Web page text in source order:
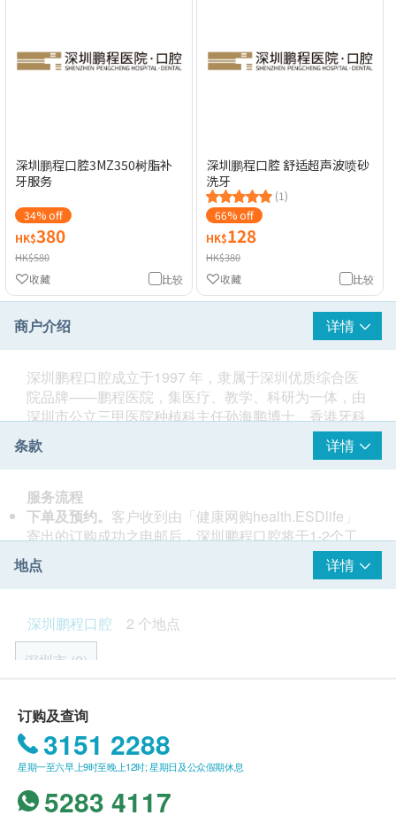
深圳鹏程口腔3MZ350树脂补
牙服务
34% off
HK$380
HK$580
比较
收藏
深圳鹏程口腔 舒适超声波喷砂
洗牙
(1)
66% off
HK$128
HK$380
比较
收藏
商户介绍 详情
深圳鹏程口腔成立于1997 年，隶属于深圳优质综合医
院品牌——鹏程医院，集医疗、教学、科研为一体，由
深圳市公立三甲医院种植科主任孙海鹏博士、香港牙科
医学院&澳洲皇家牙科学院双院士吴建伟、美国USC 南
加州大学种植硕士张燕霞医生领衔，系深圳市医保定点
单位、中华口腔医学会会员单位，设有“口腔种植、口
腔正畸、美齿中心、综合治疗、童趣口腔”五大科室。
根植深圳28年，鹏程口腔倾注于专家团队的打造，目前
鹏程医院"医护技"达百余人，他们拥有严谨扎实的口腔
理论和丰富的临床经验，致力于为粤港澳大湾区广大消
费者提供高品质的口腔诊疗服务。医院靠近口岸，提前
预约，享受所有深圳口岸车辆接送服务。
1、28年老字号：大医院、老字号，28年稳定经营，服
务深港两地居民，口碑一流
3、沟通无障碍：网络公示价目表，配备粤语医护沟通
无障碍，价钱透明，服务一流
4、口岸接送：所有口岸免费接送，往返于口岸和医
院，部分车次还可送客至附近商超。
5、香港工会深度合作：和数十家工会、保险、社区签
订长期医疗合作，会员及会员家属享受便捷和优惠的医
条款 详情
服务流程
下单及预约。 客户收到由「健康网购health.ESDlife」
寄出的订购成功之电邮后，深圳鹏程口腔将于1-2个工
作天内，透过WhatsApp或电话联络客户，预约预约牙
科服务时间，询问是否需要安排口岸接送（罗湖口岸、
莲塘口岸、福田口岸、皇岗口岸、深圳湾口岸可接
送）。客户亦可参考以下方式自行向客服联络，预约方
式共有3种(24小时在线):
方式1:Whatsapp :+852 5698 0918/
准时到达牙科诊所。
腔牙科诊所。到达后，工作人员会核对客户的姓名、手
机号及「健康网购health.ESDlife」订购成功之电邮以
确认客户身份。
检查及服务。
鹏程口腔将安排人员对客户进行口腔检
查，评估客户的口腔健康状况。随后，鹏程口腔将根据
地点 详情
深圳鹏程口腔
2 个地点
深圳市 (2)
罗湖区笋岗东路3013号长虹大厦1-4楼
显示地图
营业时间：9：00～21：00
地铁路线：9号线园岭地铁站C出口直走200米左右（提前
预约免费接送，预约Whatsapp：+852 5698 0918）
订购及查询
3151 2288
星期一至六早上9时至晚上12时; 星期日及公众假期休息
5283 4117